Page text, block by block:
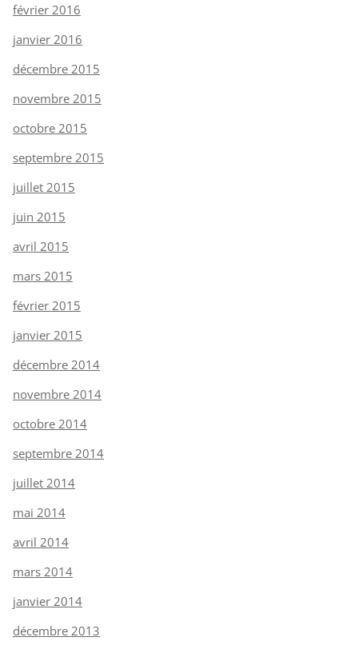
février 2016
janvier 2016
décembre 2015
novembre 2015
octobre 2015
septembre 2015
juillet 2015
juin 2015
avril 2015
mars 2015
février 2015
janvier 2015
décembre 2014
novembre 2014
octobre 2014
septembre 2014
juillet 2014
mai 2014
avril 2014
mars 2014
janvier 2014
décembre 2013